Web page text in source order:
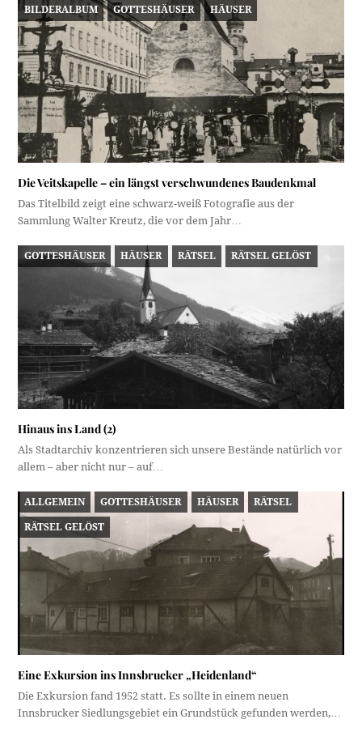
BILDERALBUM GOTTESHÄUSER HÄUSER
Die Veitskapelle – ein längst verschwundenes Baudenkmal
Das Titelbild zeigt eine schwarz-weiß Fotografie aus der
Sammlung Walter Kreutz, die vor dem Jahr…
GOTTESHÄUSER HÄUSER RÄTSEL RÄTSEL GELÖST
Hinaus ins Land (2)
Als Stadtarchiv konzentrieren sich unsere Bestände natürlich vor
allem – aber nicht nur – auf…
ALLGEMEIN GOTTESHÄUSER HÄUSER RÄTSEL
RÄTSEL GELÖST
Eine Exkursion ins Innsbrucker „Heidenland“
Die Exkursion fand 1952 statt. Es sollte in einem neuen
Innsbrucker Siedlungsgebiet ein Grundstück gefunden werden,…